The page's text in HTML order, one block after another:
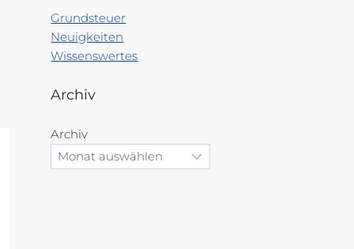
Grundsteuer
Neuigkeiten
Wissenswertes
Archiv
Archiv